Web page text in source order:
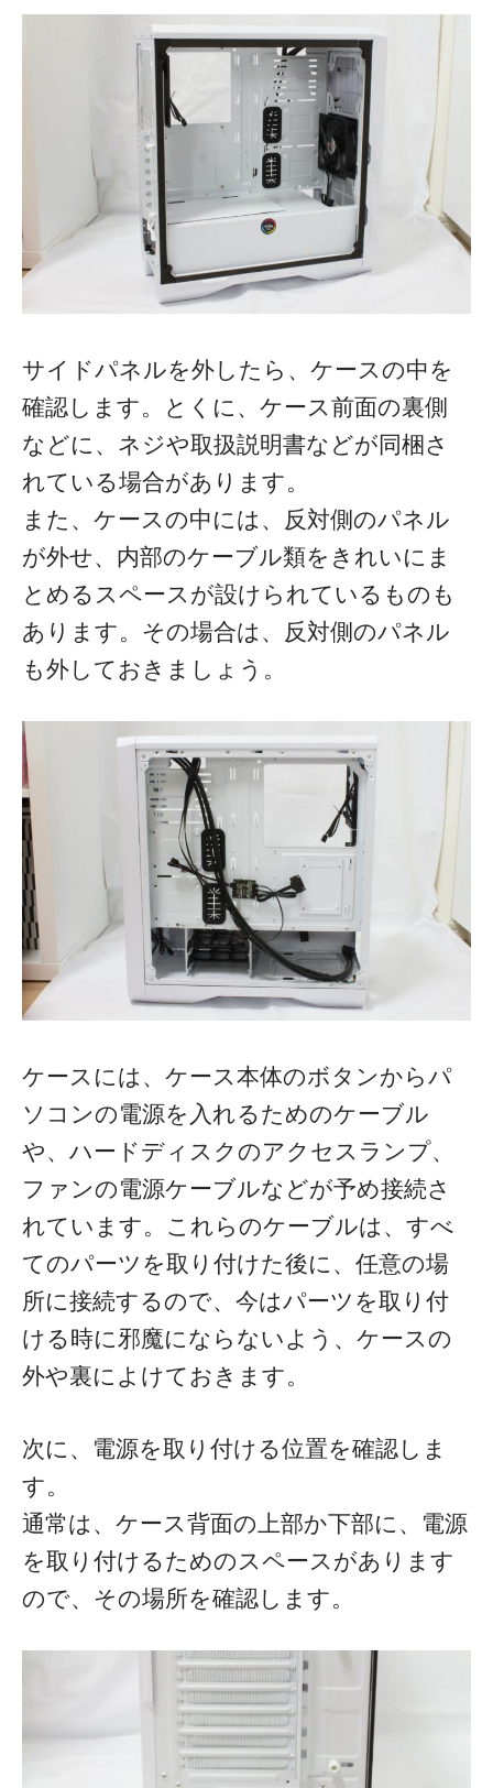
サイドパネルを外したら、ケースの中を
確認します。とくに、ケース前面の裏側
などに、ネジや取扱説明書などが同梱さ
れている場合があります。
また、ケースの中には、反対側のパネル
が外せ、内部のケーブル類をきれいにま
とめるスペースが設けられているものも
あります。その場合は、反対側のパネル
も外しておきましょう。
ケースには、ケース本体のボタンからパ
ソコンの電源を入れるためのケーブル
や、ハードディスクのアクセスランプ、
ファンの電源ケーブルなどが予め接続さ
れています。これらのケーブルは、すべ
てのパーツを取り付けた後に、任意の場
所に接続するので、今はパーツを取り付
ける時に邪魔にならないよう、ケースの
外や裏によけておきます。
次に、電源を取り付ける位置を確認しま
す。
通常は、ケース背面の上部か下部に、電源
を取り付けるためのスペースがあります
ので、その場所を確認します。